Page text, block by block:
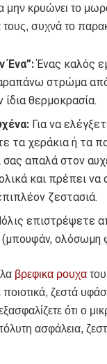
μην κρυώνει το
τους, συχνά το
Ένα”:Ένας καλός
στρώμα
θερμοκρασία.
Για να
τα χεράκια ή τα
σας απαλά στον
και πρέπει
ζεστασιά.
επιστρέψετε
ολόσωμη
βρεφικα ρουχα
ζεστά
ότι ο
ασφάλεια,